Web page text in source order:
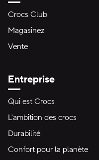
Crocs Club
Magasinez
Vente
Entreprise
Qui est Crocs
L'ambition des crocs
Durabilité
Confort pour la planète